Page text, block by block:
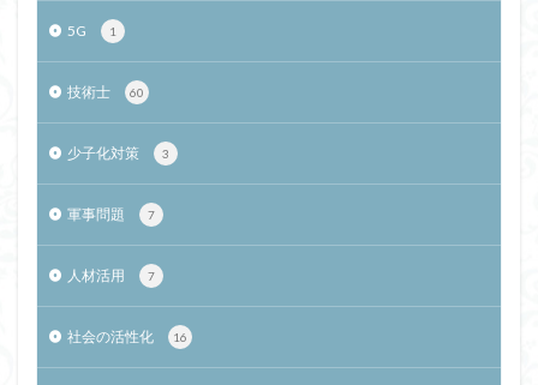
5G 1
技術士 60
少子化対策 3
軍事問題 7
人材活用 7
社会の活性化 16